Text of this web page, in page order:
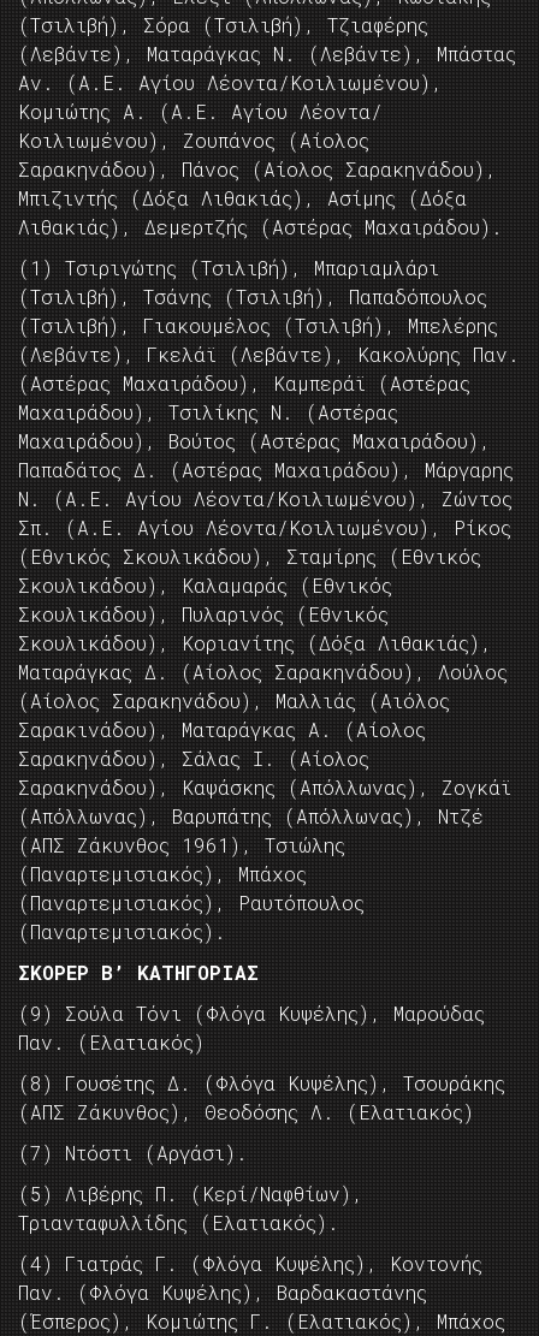
(Τσιλιβή), Σόρα (Τσιλιβή), Τζιαφέρης
(Λεβάντε), Ματαράγκας Ν. (Λεβάντε), Μπάστας
Αν. (Α.Ε. Αγίου Λέοντα/Κοιλιωμένου),
Κομιώτης Α. (Α.Ε. Αγίου Λέοντα/
Κοιλιωμένου), Ζουπάνος (Αίολος
Σαρακηνάδου), Πάνος (Αίολος Σαρακηνάδου),
Μπιζιντής (Δόξα Λιθακιάς), Ασίμης (Δόξα
Λιθακιάς), Δεμερτζής (Αστέρας Μαχαιράδου).
(1) Τσιριγώτης (Τσιλιβή), Μπαριαμλάρι
(Τσιλιβή), Τσάνης (Τσιλιβή), Παπαδόπουλος
(Τσιλιβή), Γιακουμέλος (Τσιλιβή), Μπελέρης
(Λεβάντε), Γκελάϊ (Λεβάντε), Κακολύρης Παν.
(Αστέρας Μαχαιράδου), Καμπεράϊ (Αστέρας
Μαχαιράδου), Τσιλίκης Ν. (Αστέρας
Μαχαιράδου), Βούτος (Αστέρας Μαχαιράδου),
Παπαδάτος Δ. (Αστέρας Μαχαιράδου), Μάργαρης
Ν. (Α.Ε. Αγίου Λέοντα/Κοιλιωμένου), Ζώντος
Σπ. (Α.Ε. Αγίου Λέοντα/Κοιλιωμένου), Ρίκος
(Εθνικός Σκουλικάδου), Σταμίρης (Εθνικός
Σκουλικάδου), Καλαμαράς (Εθνικός
Σκουλικάδου), Πυλαρινός (Εθνικός
Σκουλικάδου), Κοριανίτης (Δόξα Λιθακιάς),
Ματαράγκας Δ. (Αίολος Σαρακηνάδου), Λούλος
(Αίολος Σαρακηνάδου), Μαλλιάς (Αιόλος
Σαρακινάδου), Ματαράγκας Α. (Αίολος
Σαρακηνάδου), Σάλας Ι. (Αίολος
Σαρακηνάδου), Καψάσκης (Απόλλωνας), Ζογκάϊ
(Απόλλωνας), Βαρυπάτης (Απόλλωνας), Ντζέ
(ΑΠΣ Ζάκυνθος 1961), Τσιώλης
(Παναρτεμισιακός), Μπάχος
(Παναρτεμισιακός), Ραυτόπουλος
(Παναρτεμισιακός).
ΣΚΟΡΕΡ Β’ ΚΑΤΗΓΟΡΙΑΣ
(9) Σούλα Τόνι (Φλόγα Κυψέλης), Μαρούδας
Παν. (Ελατιακός)
(8) Γουσέτης Δ. (Φλόγα Κυψέλης), Τσουράκης
(ΑΠΣ Ζάκυνθος), Θεοδόσης Λ. (Ελατιακός)
(7) Ντόστι (Αργάσι).
(5) Λιβέρης Π. (Κερί/Ναφθίων),
Τριανταφυλλίδης (Ελατιακός).
(4) Γιατράς Γ. (Φλόγα Κυψέλης), Κοντονής
Παν. (Φλόγα Κυψέλης), Βαρδακαστάνης
(Έσπερος), Κομιώτης Γ. (Ελατιακός), Μπάχος